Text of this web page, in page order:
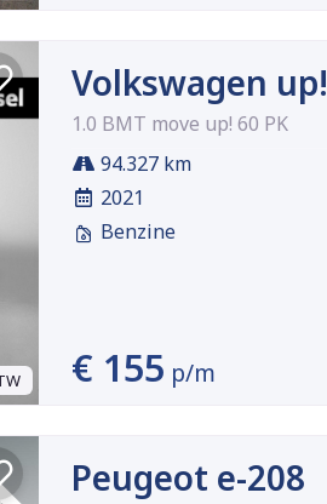
Volkswagen up!
1.0 BMT move up! 60 PK
94.327 km
2021
Benzine
€ 155 p/m
Peugeot e-208